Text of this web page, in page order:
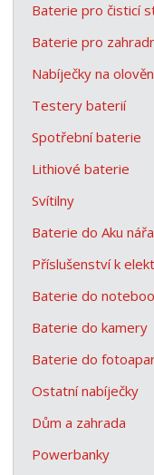
Baterie pro čisticí
Baterie pro
Nabíječky na
Testery baterií
Spotřební baterie
Lithiové baterie
Svítilny
Baterie do Aku
Příslušenství k
Baterie do
Baterie do kamery
Baterie do
Ostatní nabíječky
Dům a zahrada
Powerbanky